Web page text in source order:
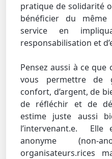
pratique de solidarité
bénéficier du
service en
responsabilisation et
Pensez aussi à ce
vous permettre de
confort, d’argent, de
de réfléchir et de
estime juste aussi
l’intervenant.e.
anonyme (non-
organisateurs.rices